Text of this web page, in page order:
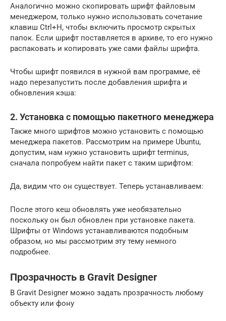
Аналогично можно скопировать шрифт файловым
менеджером, только нужно использовать сочетание
клавиш Ctrl+H, чтобы включить просмотр скрытых
папок. Если шрифт поставляется в архиве, то его нужно
распаковать и копировать уже сами файлы шрифта.
Чтобы шрифт появился в нужной вам программе, её
надо перезапустить после добавления шрифта и
обновления кэша:
2. Установка с помощью пакетного менеджера
Также много шрифтов можно установить с помощью
менеджера пакетов. Рассмотрим на примере Ubuntu,
допустим, нам нужно установить шрифт terminus,
сначала попробуем найти пакет с таким шрифтом:
Да, видим что он существует. Теперь устанавливаем:
После этого кеш обновлять уже необязательно
поскольку он был обновлен при установке пакета.
Шрифты от Windows устанавливаются подобным
образом, но мы рассмотрим эту тему немного
подробнее.
Прозрачность в Gravit Designer
В Gravit Designer можно задать прозрачность любому
объекту или фону